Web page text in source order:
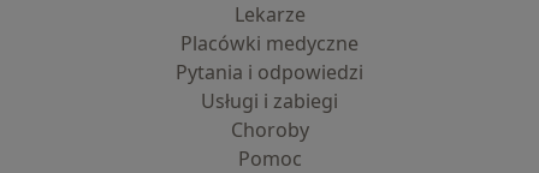
Lekarze
Placówki medyczne
Pytania i odpowiedzi
Usługi i zabiegi
Choroby
Pomoc